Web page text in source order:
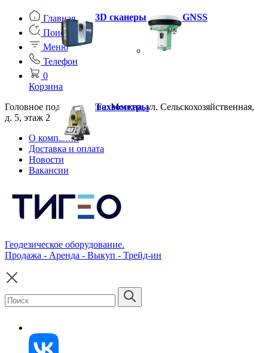
Главная
Поиск
Меню
Телефон
0
Корзина
Головное подразделение: Москва, ул. Сельскохозяйственная,
д. 5, этаж 2
О компании
Доставка и оплата
Новости
Вакансии
Геодезическое оборудование.
Продажа - Аренда - Выкуп - Трейд-ин
3D сканеры GNSS
Тахеометры